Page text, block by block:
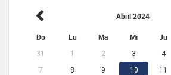
Abril 2024
Do Lu Ma Mi Ju
31 1 2 3 4
7
8 9 10 11